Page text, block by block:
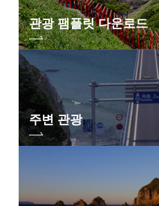
관광 팸플릿 다운로드
주변 관광